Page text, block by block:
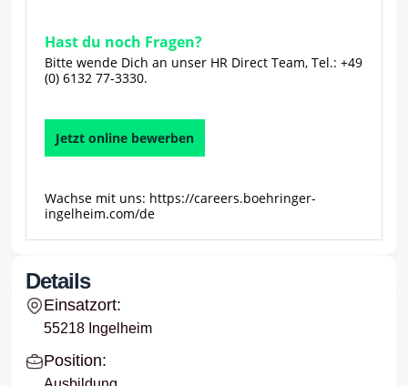
Hast du noch Fragen?
Bitte wende Dich an unser HR Direct Team, Tel.: +49
(0) 6132 77-3330.
Jetzt online bewerben
Wachse mit uns: https://careers.boehringer-
ingelheim.com/de
Details
Einsatzort:
55218 Ingelheim
Position: